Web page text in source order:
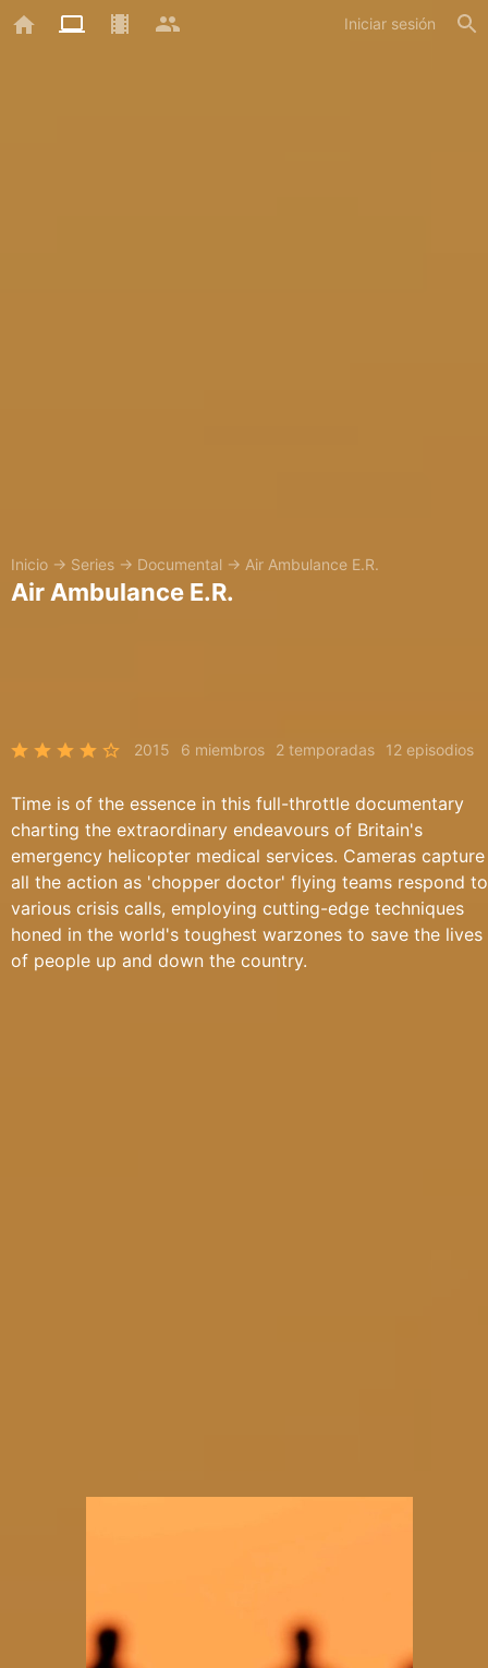
Iniciar sesión
Inicio → Series → Documental → Air Ambulance E.R.
Air Ambulance E.R.
2015 6 miembros 2 temporadas 12 episodios
Time is of the essence in this full-throttle documentary
charting the extraordinary endeavours of Britain's
emergency helicopter medical services. Cameras capture
all the action as 'chopper doctor' flying teams respond to
various crisis calls, employing cutting-edge techniques
honed in the world's toughest warzones to save the lives
of people up and down the country.